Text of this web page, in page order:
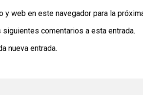
y web en este navegador para la
comentarios a esta entrada.
nueva entrada.